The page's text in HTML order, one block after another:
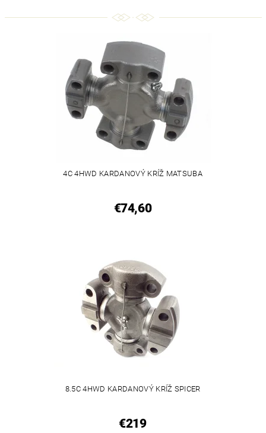
4C 4HWD KARDANOVÝ KRÍŽ MATSUBA
€74,60
8.5C 4HWD KARDANOVÝ KRÍŽ SPICER
€219